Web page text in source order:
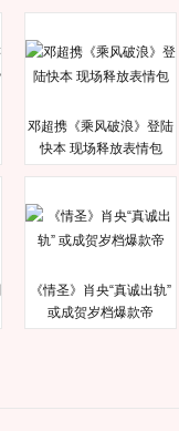
邓超携《乘风破浪》登陆
快本 现场释放表情包
《情圣》肖央“真诚出轨”
或成贺岁档爆款帝